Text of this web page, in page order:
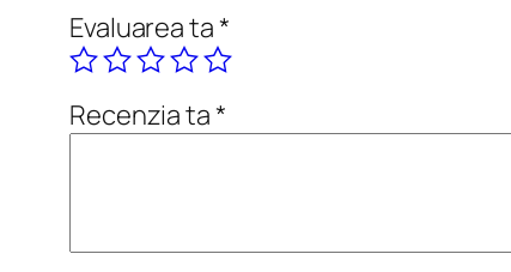
Evaluarea ta*
Recenzia ta*